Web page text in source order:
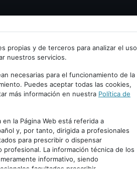
email.
Cancelar
propias y de terceros para analizar el uso
nuestros servicios.
necesarias para el funcionamiento de la
Puedes aceptar todas las cookies,
más información en nuestra Política de
la Página Web está referida a
y, por tanto, dirigida a profesionales
para prescribir o dispensar
profesional. La información técnica de los
informativo, siendo
facultados prescribir
PUBLICIDAD